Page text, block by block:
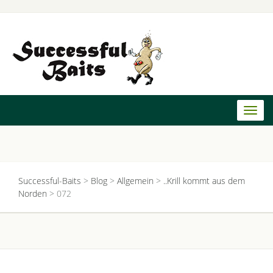
Successful-Baits > Blog > Allgemein > ..Krill kommt aus dem
Norden > 072